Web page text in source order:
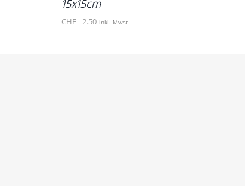
15x15cm
CHF 2.50 inkl. Mwst